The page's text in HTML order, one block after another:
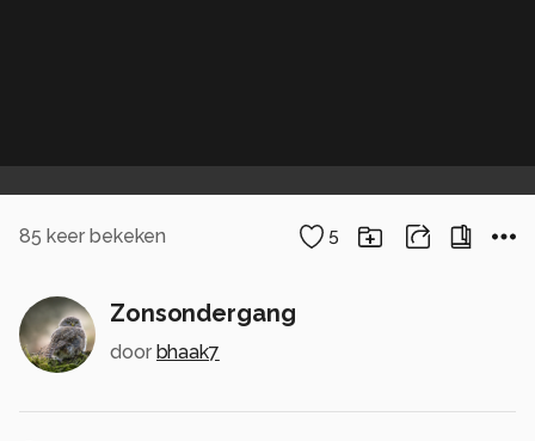
85 keer bekeken 5
Zonsondergang
door bhaak7